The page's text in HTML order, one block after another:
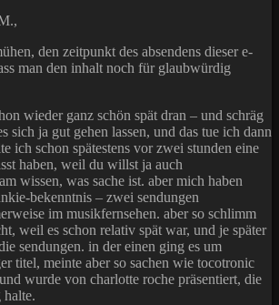
den zeitpunkt des absendens dieser e-
man den inhalt noch für glaubwürdig
wieder ganz schön spät dran – und schräg
sich ja gut gehen lassen, und das tue ich dann
ich schon spätestens vor zwei stunden eine
haben, weil du willst ja auch
wissen, was sache ist. aber mich haben
bekenntnis – zwei sendungen
im musikfernsehen. aber so schlimm
weil es schon relativ spät war, und je später
sendungen. in der einen ging es um
titel, meinte aber so sachen wie tocotronic
wurde von charlotte roche präsentiert, die